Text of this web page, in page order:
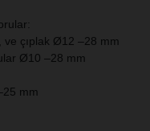
çıplak Ø12 –28 mm
Ø10 –28 mm
mm